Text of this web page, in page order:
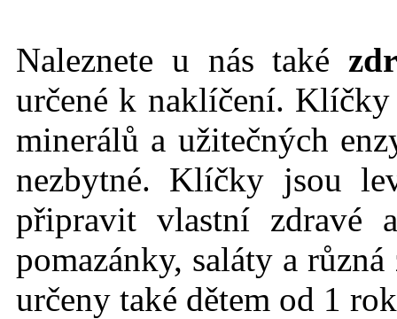
Naleznete u nás také
určené k naklíčení.
minerálů a užitečných
nezbytné. Klíčky jsou
připravit vlastní zdravé
pomazánky, saláty a
určeny také dětem od 1